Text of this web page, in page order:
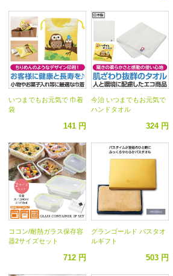
いつまでもお元気で 巾着
袋
141 円
今治 いつまでもお元気で
ハンドタオル
324 円
ココン/耐熱ガラス保存容
器2サイズセット
712 円
グランゴールド バスタオ
ルギフト
503 円